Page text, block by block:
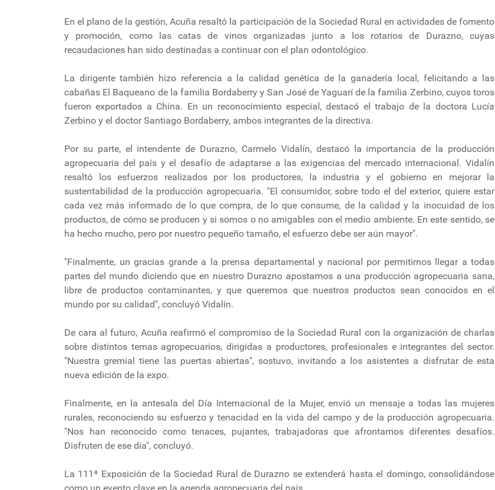
En el plano de la gestión, Acuña resaltó la participación de la Sociedad Rural en actividades de fomento
y promoción, como las catas de vinos organizadas junto a los rotarios de Durazno, cuyas
recaudaciones han sido destinadas a continuar con el plan odontológico.
La dirigente también hizo referencia a la calidad genética de la ganadería local, felicitando a las
cabañas El Baqueano de la familia Bordaberry y San José de Yaguarí de la familia Zerbino, cuyos toros
fueron exportados a China. En un reconocimiento especial, destacó el trabajo de la doctora Lucía
Zerbino y el doctor Santiago Bordaberry, ambos integrantes de la directiva.
Por su parte, el intendente de Durazno, Carmelo Vidalín, destacó la importancia de la producción
agropecuaria del país y el desafío de adaptarse a las exigencias del mercado internacional. Vidalín
resaltó los esfuerzos realizados por los productores, la industria y el gobierno en mejorar la
sustentabilidad de la producción agropecuaria. "El consumidor, sobre todo el del exterior, quiere estar
cada vez más informado de lo que compra, de lo que consume, de la calidad y la inocuidad de los
productos, de cómo se producen y si somos o no amigables con el medio ambiente. En este sentido, se
ha hecho mucho, pero por nuestro pequeño tamaño, el esfuerzo debe ser aún mayor".
"Finalmente, un gracias grande a la prensa departamental y nacional por permitirnos llegar a todas
partes del mundo diciendo que en nuestro Durazno apostamos a una producción agropecuaria sana,
libre de productos contaminantes, y que queremos que nuestros productos sean conocidos en el
mundo por su calidad", concluyó Vidalín.
De cara al futuro, Acuña reafirmó el compromiso de la Sociedad Rural con la organización de charlas
sobre distintos temas agropecuarios, dirigidas a productores, profesionales e integrantes del sector.
"Nuestra gremial tiene las puertas abiertas", sostuvo, invitando a los asistentes a disfrutar de esta
nueva edición de la expo.
Finalmente, en la antesala del Día Internacional de la Mujer, envió un mensaje a todas las mujeres
rurales, reconociendo su esfuerzo y tenacidad en la vida del campo y de la producción agropecuaria.
"Nos han reconocido como tenaces, pujantes, trabajadoras que afrontamos diferentes desafíos.
Disfruten de ese día", concluyó.
La 111ª Exposición de la Sociedad Rural de Durazno se extenderá hasta el domingo, consolidándose